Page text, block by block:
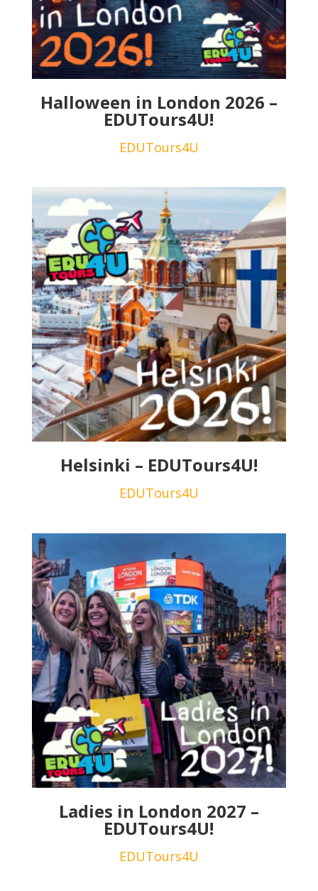
Halloween in London 2026 –
EDUTours4U!
EDUTours4U
Helsinki – EDUTours4U!
EDUTours4U
Ladies in London 2027 –
EDUTours4U!
EDUTours4U